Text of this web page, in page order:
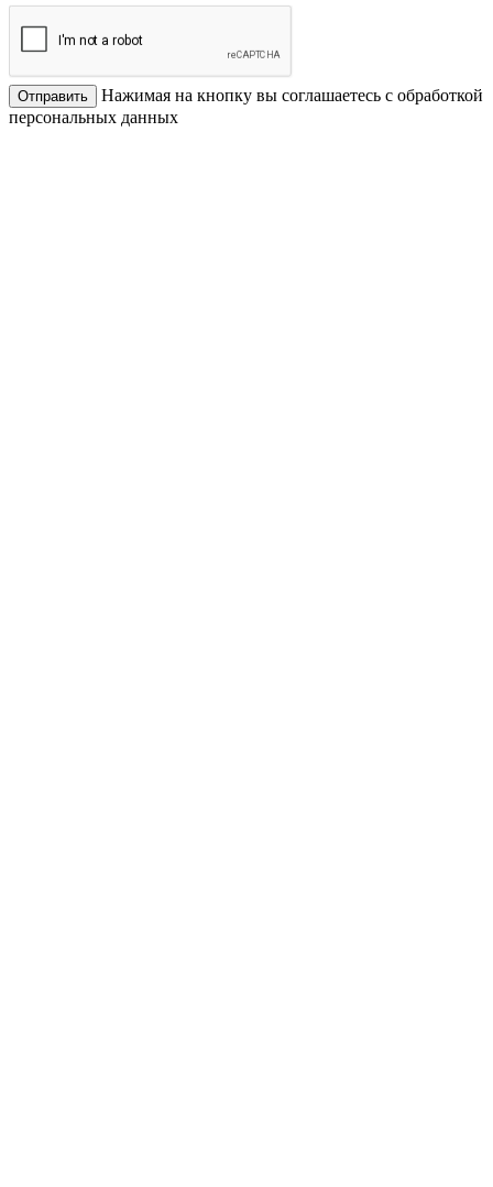
Отправить
Нажимая на кнопку вы соглашаетесь с обработкой
персональных данных